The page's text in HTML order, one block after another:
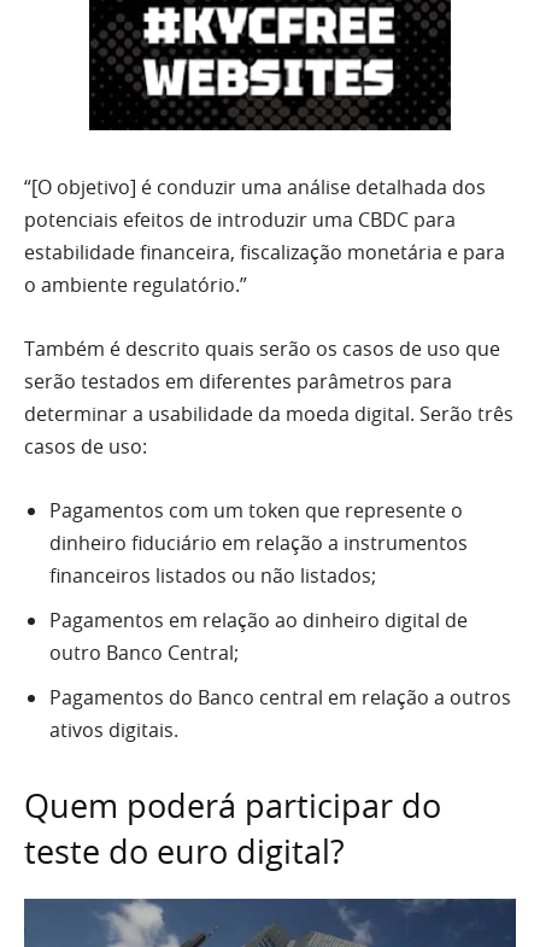
“[O objetivo] é conduzir uma análise detalhada dos
potenciais efeitos de introduzir uma CBDC para
estabilidade financeira, fiscalização monetária e para
o ambiente regulatório.”
Também é descrito quais serão os casos de uso que
serão testados em diferentes parâmetros para
determinar a usabilidade da moeda digital. Serão três
casos de uso:
Pagamentos com um token que represente o
dinheiro fiduciário em relação a instrumentos
financeiros listados ou não listados;
Pagamentos em relação ao dinheiro digital de
outro Banco Central;
Pagamentos do Banco central em relação a outros
ativos digitais.
Quem poderá participar do
teste do euro digital?